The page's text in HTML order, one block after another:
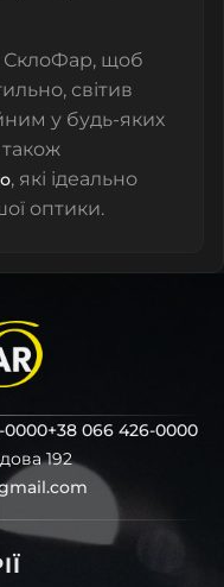
СклоФар, щоб
світив
у будь-яких
, які ідеально
оптики.
0000+38 066 426-0000
192